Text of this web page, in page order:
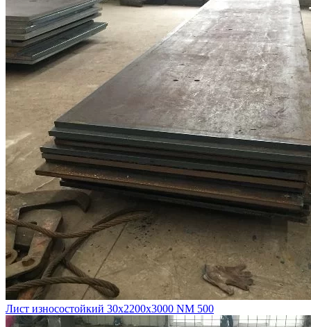
Лист износостойкий 30х2200х3000 NM 500